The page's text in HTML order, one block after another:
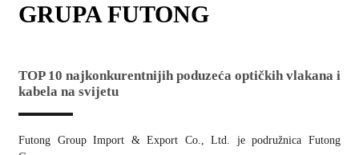
GRUPA FUTONG
TOP 10 najkonkurentnijih poduzeća optičkih vlakana i
kabela na svijetu
Futong Group Import & Export Co., Ltd. je podružnica Futong